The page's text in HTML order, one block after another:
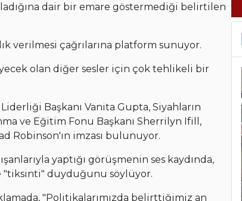
dair bir emare göstermediği belirtilen
verilmesi çağrılarına platform sunuyor.
olan diğer sesler için çok tehlikeli bir
Başkanı Vanita Gupta, Siyahların
ve Eğitim Fonu Başkanı Sherrilyn Ifill,
Robinson'ın imzası bulunuyor.
yaptığı görüşmenin ses kaydında,
"tiksinti" duyduğunu söylüyor.
"Politikalarımızda belirttiğimiz an